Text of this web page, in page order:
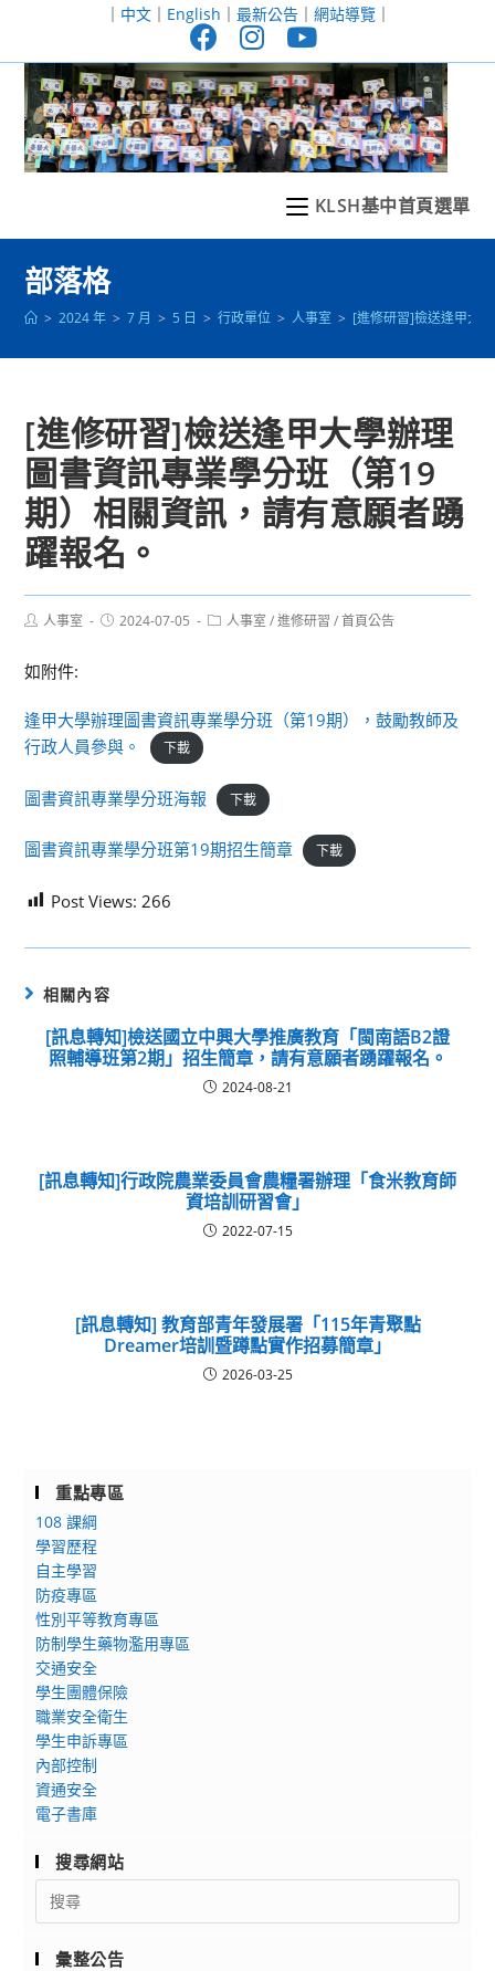
至
｜ 中文｜ English ｜ 最新公告｜ 網站導覽｜
KLSH基中首頁選單
部落格
> 2024 年 > 7 月 > 5 日 > 行政單位 > 人事室 > [進修研習]檢送逢甲大
[進修研習]檢送逢甲大學辦理
圖書資訊專業學分班（第19
期）相關資訊，請有意願者踴
躍報名。
Post人事室
Post2024-07-05
Post人事室 / 進修研習 / 首頁公告
如附件:
逢甲大學辦理圖書資訊專業學分班（第19期），鼓勵教師及
行政人員參與。
下載
圖書資訊專業學分班海報 下載
圖書資訊專業學分班第19期招生簡章 下載
Post Views: 266
相關內容
[訊息轉知]檢送國立中興大學推廣教育「閩南語B2證
照輔導班第2期」招生簡章，請有意願者踴躍報名。
2024-08-21
[訊息轉知]行政院農業委員會農糧署辦理「食米教育師
資培訓研習會」
2022-07-15
[訊息轉知] 教育部青年發展署「115年青聚點
Dreamer培訓暨蹲點實作招募簡章」
2026-03-25
重點專區
108 課綱
學習歷程
自主學習
防疫專區
性別平等教育專區
防制學生藥物濫用專區
交通安全
學生團體保險
職業安全衛生
學生申訴專區
內部控制
資通安全
電子書庫
搜尋網站
Search
for:
彙整公告